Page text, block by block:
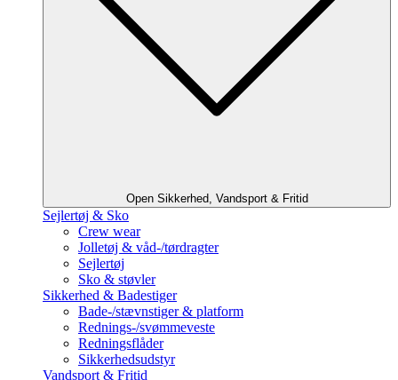
Open Sikkerhed, Vandsport & Fritid
Sejlertøj & Sko
Crew wear
Jolletøj & våd-/tørdragter
Sejlertøj
Sko & støvler
Sikkerhed & Badestiger
Bade-/stævnstiger & platform
Rednings-/svømmeveste
Redningsflåder
Sikkerhedsudstyr
Vandsport & Fritid